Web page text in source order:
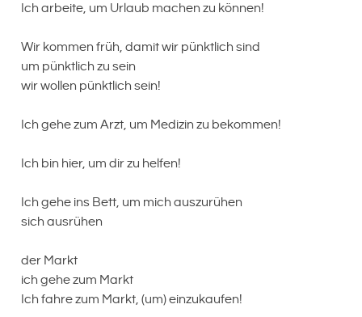
Ich arbeite, um Urlaub machen zu können!
Wir kommen früh, damit wir pünktlich sind
um pünktlich zu sein
wir wollen pünktlich sein!
Ich gehe zum Arzt, um Medizin zu bekommen!
Ich bin hier, um dir zu helfen!
Ich gehe ins Bett, um mich auszurühen
sich ausrühen
der Markt
ich gehe zum Markt
Ich fahre zum Markt, (um) einzukaufen!